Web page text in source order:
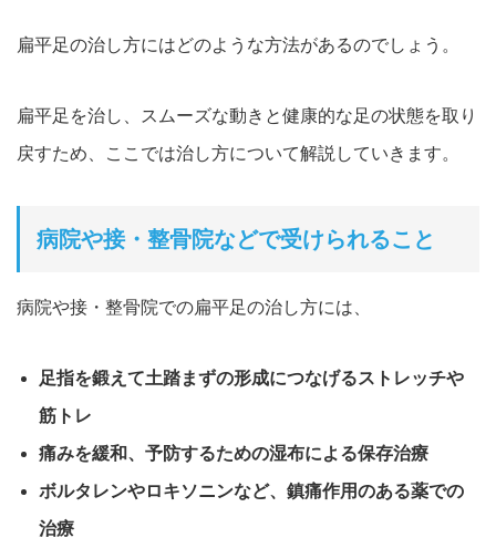
扁平足の治し方にはどのような方法があるのでしょう。
扁平足を治し、スムーズな動きと健康的な足の状態を取り
戻すため 、ここでは治し方について解説していきます。
病院や接・整骨院などで受けられること
病院や接・整骨院での扁平足の治し方には、
足指を鍛えて土踏まずの形成につなげるストレッチや
筋トレ
痛みを緩和、予防するための湿布による保存治療
ボルタレンやロキソニンなど、鎮痛作用のある薬での
治療